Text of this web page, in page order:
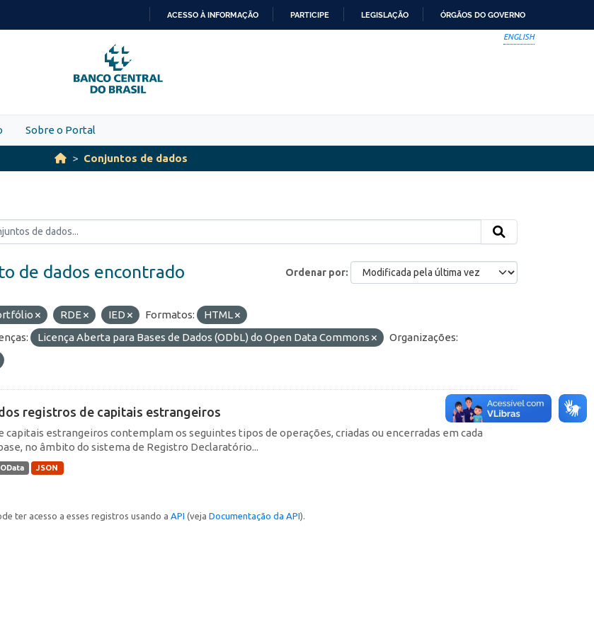
PARA
O
CONTEÚDO
ACESSO À INFORMAÇÃO PARTICIPE LEGISLAÇÃO ÓRGÃOS DO GOVERNO
ENGLISH
Sobre o Portal
Conjuntos de dados
Ordenar por
de dados encontrado
RDE IED Formatos:
HTML
Licença Aberta para Bases de Dados (ODbL) do Open Data Commons
Organizações:
registros de capitais estrangeiros
capitais estrangeiros contemplam os seguintes tipos de operações, criadas ou encerradas em cada
no âmbito do sistema de Registro Declaratório...
OData JSON
ter acesso a esses registros usando a API (veja Documentação da API).